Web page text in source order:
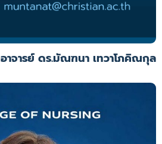
อาจารย์ ดร.มัณฑนา เทวาโภคิณกุล